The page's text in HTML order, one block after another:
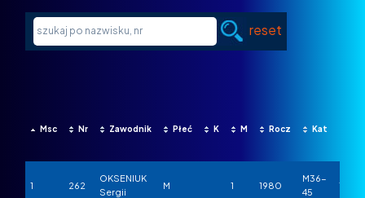
reset
Msc Nr Zawodnik Płeć K M Rocz Kat
1 262
OKSENIUK
Sergii
M 1 1980
M36-
45
1